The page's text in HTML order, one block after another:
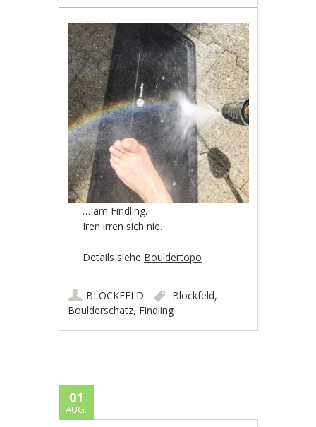
… am Findling.
Iren irren sich nie.
Details siehe Bouldertopo
BLOCKFELD Blockfeld,
Boulderschatz, Findling
01
AUG.